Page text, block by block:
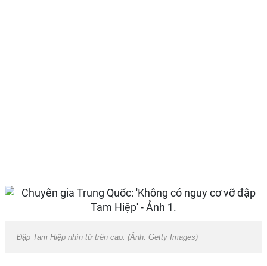
Đập Tam Hiệp nhìn từ trên cao. (Ảnh: Getty Images)